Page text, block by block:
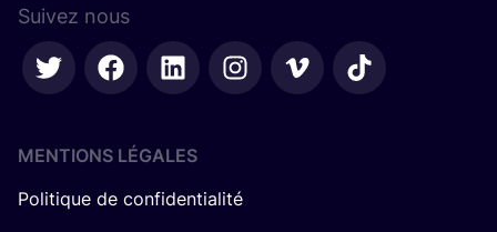
Suivez nous
MENTIONS LÉGALES
Politique de confidentialité